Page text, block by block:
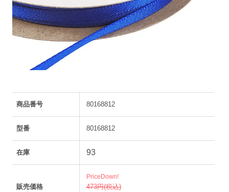
商品番号 80168812
型番 80168812
在庫 93
販売価格
PriceDown!
473円(税込)